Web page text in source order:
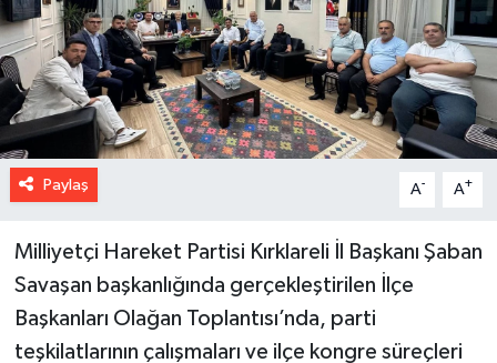
Paylaş A- A+
Milliyetçi Hareket Partisi Kırklareli İl Başkanı Şaban
Savaşan başkanlığında gerçekleştirilen İlçe
Başkanları Olağan Toplantısı’nda, parti
teşkilatlarının çalışmaları ve ilçe kongre süreçleri